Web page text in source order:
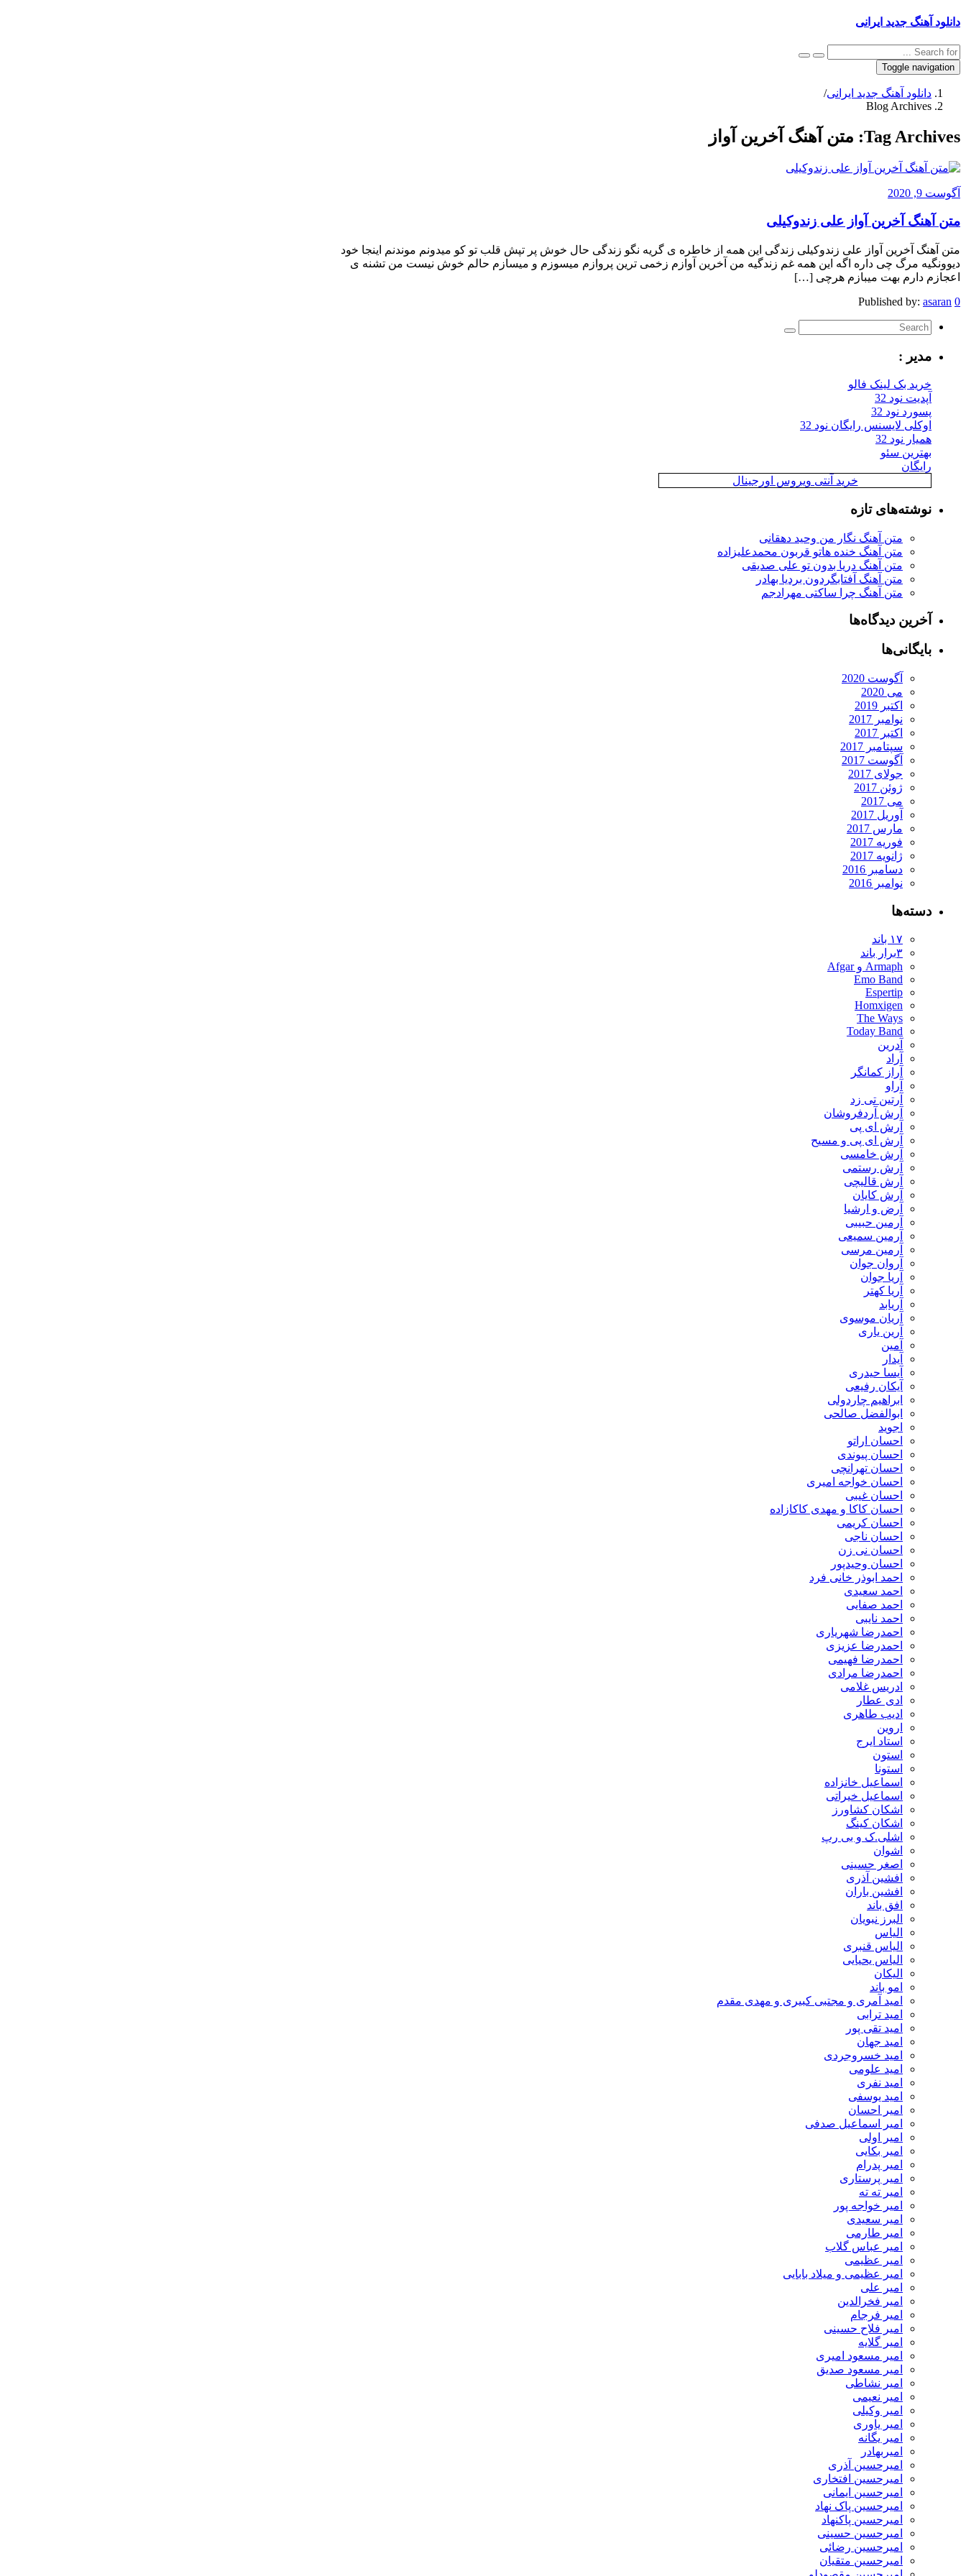
دانلود آهنگ جدید ایرانی
Toggle navigation
دانلود آهنگ جدید ایرانی/
Blog Archives
Tag Archives: متن آهنگ آخرین آواز
آگوست 9, 2020
متن آهنگ آخرین آواز علی زندوکیلی
متن آهنگ آخرین آواز علی زندوکیلی زندگی این همه از خاطره ی گریه نگو زندگی حال خوش پر تپش قلب تو کو میدونم موندنم اینجا خود
دیوونگیه مرگ چی داره اگه این همه غم زندگیه من آخرین آوازم زخمی ترین پروازم میسوزم و میسازم حالم خوش نیست من تشنه ی
اعجازم دارم بهت میبازم هرچی […]
Published by: asaran 0
مدیر :
خرید بک لینک فالو
آپدیت نود 32
پسورد نود 32
اوکلی لایسنس رایگان نود 32
همیار نود 32
بهترین سئو
رایگان
خرید آنتی ویروس اورجینال
نوشته‌های تازه
متن آهنگ نگار من وحید دهقانی
متن آهنگ خنده هاتو قربون محمدعلیزاده
متن آهنگ دریا بدون تو علی صدیقی
متن آهنگ آفتابگردون بردیا بهادر
متن آهنگ چرا ساکتی مهرادجم
آخرین دیدگاه‌ها
بایگانی‌ها
آگوست 2020
می 2020
اکتبر 2019
نوامبر 2017
اکتبر 2017
سپتامبر 2017
آگوست 2017
جولای 2017
ژوئن 2017
می 2017
آوریل 2017
مارس 2017
فوریه 2017
ژانویه 2017
دسامبر 2016
نوامبر 2016
دسته‌ها
۱۷ باند
۳برار باند
Armaph و Afgar
Emo Band
Espertip
Homxigen
The Ways
Today Band
آدرین
آراد
آراز کمانگر
آراو
آرتین تی زد
آرش آردفروشان
آرش ای پی
آرش ای پی و مسیح
آرش خامسی
آرش رستمی
آرش قالیچی
آرش کایان
​آرض و ارشیا
آرمین حبیبی
آرمین سمیعی
آرمین مرسی
آروان جوان
آریا جوان
آریا کهتر
آریابد
آریان موسوی
آرین یاری
آمین
آیدار
آیسا حیدری
آیکان رفیعی
ابراهیم چاردولی
ابوالفضل صالحی
اجوید
احسان اراتو
احسان پیوندی
احسان تهرانچی
احسان خواجه امیری
احسان غیبی
احسان کاکا و مهدی کاکازاده
احسان کریمی
احسان ناجی
احسان نی زن
احسان وحیدپور
احمد ابوذر خانی فرد
احمد سعیدی
احمد صفایی
احمد نایبی
احمدرضا شهریاری
احمدرضا عزیزی
احمدرضا فهیمی
احمدرضا مرادی
ادریس غلامی
ادی عطار
ادیب طاهری
اروین
استاد ایرج
استون
استونا
اسماعیل خانزاده
اسماعیل خیراتی
اشکان کشاورز
اشکان کینگ
اشلی.ک و بی رپ
اشوان
اصغر حسینی
افشین آذری
افشین باران
افق باند
البرز نبویان
الیاس
الیاس قنبرى
الیاس یحیایی
الیکان
امو باند
امید آمری و مجتبی کبیری و مهدى مقدم
امید ترابی
امید تقی پور
امید جهان
امید خسروجردی
امید علومی
امید نفری
امید یوسفی
امیر احسان
امیر اسماعیل صدفی
امیر اولی
امیر بکایی
امیر پدرام
امیر پرستاری
امیر ته ته
امیر خواجه پور
امیر سعیدی
امیر طارمی
امیر عباس گلاب
امیر عظیمی
امیر عظیمی و میلاد بابایی
امیر علی
امیر فخرالدین
امیر فرجام
امیر فلاح حسینی
امیر گلایه
امیر مسعود امیری
امیر مسعود صدیق
امیر نشاطی
امیر نعیمی
امیر وکیلی
امیر یاوری
امیر یگانه
امیربهادر
امیرحسین آذری
امیرحسین افتخاری
امیرحسین ایمانی
امیرحسین پاک نهاد
امیرحسین پاکنهاد
امیرحسین حسینی
امیرحسین رضائی
امیرحسین متقیان